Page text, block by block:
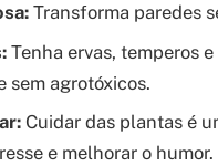
Transforma paredes
Tenha ervas, temperos
sem agrotóxicos.
Cuidar das plantas é
e melhorar o humor.